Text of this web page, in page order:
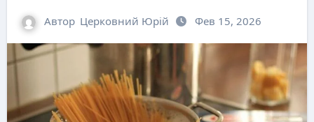
Автор Церковний Юрій Фев 15, 2026